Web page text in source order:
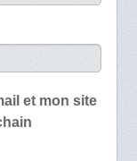
et mon site